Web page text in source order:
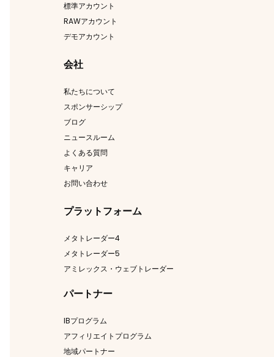
標準アカウント
RAWアカウント
デモアカウント
会社
私たちについて
スポンサーシップ
ブログ
ニュースルーム
よくある質問
キャリア
お問い合わせ
プラットフォーム
メタトレーダー4
メタトレーダー5
アミレックス・ウェブトレーダー
パートナー
IBプログラム
アフィリエイトプログラム
地域パートナー